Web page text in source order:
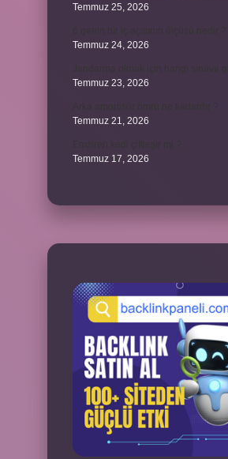
Temmuz 25, 2026
Temmuz 24, 2026
Temmuz 23, 2026
Temmuz 21, 2026
Temmuz 17, 2026